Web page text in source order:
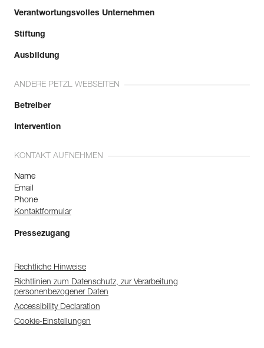
Verantwortungsvolles Unternehmen
Stiftung
Ausbildung
ANDERE PETZL WEBSEITEN
Betreiber
Intervention
KONTAKT AUFNEHMEN
Name
Email
Phone
Kontaktformular
Pressezugang
Rechtliche Hinweise
Richtlinien zum Datenschutz, zur Verarbeitung
personenbezogener Daten
Accessibility Declaration
Cookie-Einstellungen